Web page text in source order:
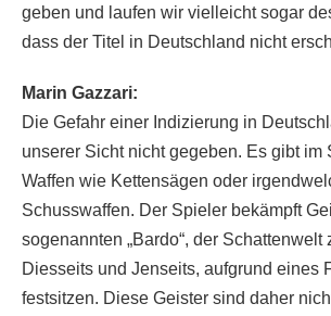
geben und laufen wir vielleicht sogar
dass der Titel in Deutschland nicht
Marin Gazzari:
Die Gefahr einer Indizierung in
unserer Sicht nicht gegeben. Es gibt im
Waffen wie Kettensägen oder
Schusswaffen. Der Spieler bekämpft
sogenannten „Bardo“, der Schattenwelt
Diesseits und Jenseits, aufgrund eines
festsitzen. Diese Geister sind daher